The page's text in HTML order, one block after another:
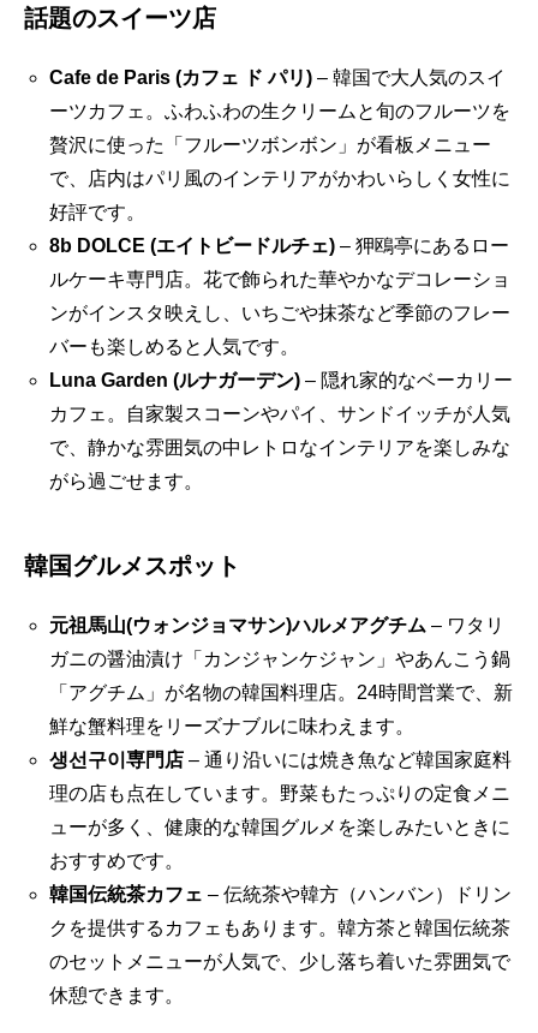
話題のスイーツ店
Cafe de Paris (カフェ ド パリ)– 韓国で大人気のスイ
ーツカフェ。ふわふわの生クリームと旬のフルーツを
贅沢に使った「フルーツボンボン」が看板メニュー
で、店内はパリ風のインテリアがかわいらしく女性に
好評です。
8b DOLCE (エイトビードルチェ)– 狎鴎亭にあるロー
ルケーキ専門店。花で飾られた華やかなデコレーショ
ンがインスタ映えし、いちごや抹茶など季節のフレー
バーも楽しめると人気です。
Luna Garden (ルナガーデン)– 隠れ家的なベーカリー
カフェ。自家製スコーンやパイ、サンドイッチが人気
で、静かな雰囲気の中レトロなインテリアを楽しみな
がら過ごせます。
韓国グルメスポット
元祖馬山(ウォンジョマサン)ハルメアグチム – ワタリ
ガニの醤油漬け「カンジャンケジャン」やあんこう鍋
「アグチム」が名物の韓国料理店。24時間営業で、新
鮮な蟹料理をリーズナブルに味わえます。
생선구이専門店– 通り沿いには焼き魚など韓国家庭料
理の店も点在しています。野菜もたっぷりの定食メニ
ューが多く、健康的な韓国グルメを楽しみたいときに
おすすめです。
韓国伝統茶カフェ – 伝統茶や韓方（ハンバン）ドリン
クを提供するカフェもあります。韓方茶と韓国伝統茶
のセットメニューが人気で、少し落ち着いた雰囲気で
休憩できます。